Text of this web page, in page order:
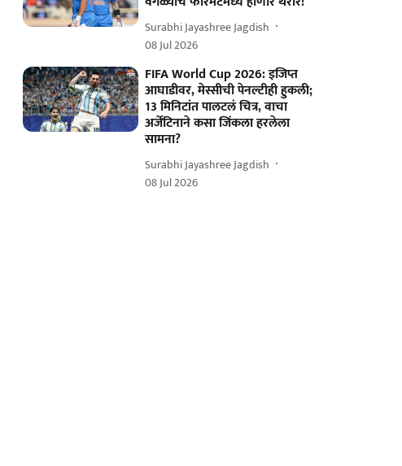
Surabhi Jayashree Jagdish
08 Jul 2026
FIFA World Cup 2026: इजिप्त
आघाडीवर, मेस्सीची पेनल्टीही हुकली;
13 मिनिटांत पालटलं चित्र, वाचा
अर्जेंटिनाने कसा जिंकला हरलेला
सामना?
Surabhi Jayashree Jagdish
08 Jul 2026